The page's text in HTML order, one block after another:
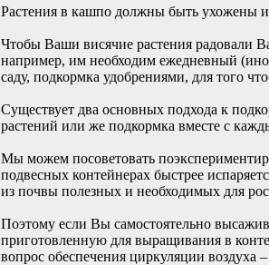
Растения в кашпо должны быть ухожены
Чтобы Ваши висячие растения радовали
например, им необходим ежедневный
саду, подкормка удобрениями, для того
Существует два основных подхода к
растений или же подкормка вместе с
Мы можем посоветовать
подвесных контейнерах быстрее
из почвы полезных и необходимых для
Поэтому если Вы самостоятельно
приготовленную для выращивания в
вопрос обеспечения циркуляции воздуха